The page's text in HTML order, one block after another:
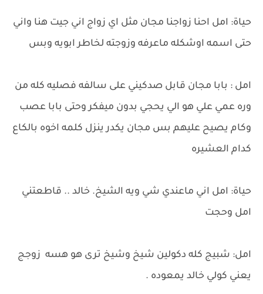
حياة: امل احنا زواجنا مجان مثل اي زواج اني جيت هنا واني
حتى اسمه اوشكله ماعرفه وزوجته لخاطر ابويه وبس
امل : بابا مجان قابل صدكيني على سالفه فصليه كله من
وره عمي علي هو الي يحجي بدون ميفكر وحتى بابا عصب
وكام يصيح عليهم بس مجان يكدر ينزل كلمه اخوه بالكاع
كدام العشيره
حياة: امل اني ماعندي شي ويه الشيخ. خالد .. قاطعتني
امل وحجت
امل: شبيج كله دكولين شيخ وشيخ ترى هو هسه زوجج
يعني كولي خالد يمعوده .